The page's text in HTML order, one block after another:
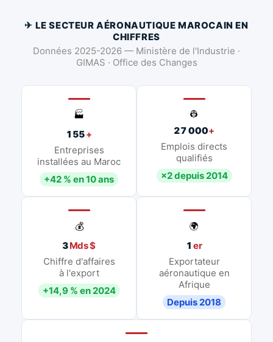
✈ LE SECTEUR AÉRONAUTIQUE MAROCAIN EN
CHIFFRES
Données 2025-2026 — Ministère de l'Industrie ·
GIMAS · Office des Changes
🏭
155+
Entreprises
installées au Maroc
+42 % en 10 ans
👷
27 000+
Emplois directs
qualifiés
×2 depuis 2014
💰
3Mds $
Chiffre d'affaires
à l'export
+14,9 % en 2024
🌍
1 er
Exportateur
aéronautique en
Afrique
Depuis 2018